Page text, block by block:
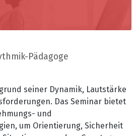
Pädagoge
seiner Dynamik, Lautstärke
Das Seminar bietet
und
um Orientierung, Sicherheit